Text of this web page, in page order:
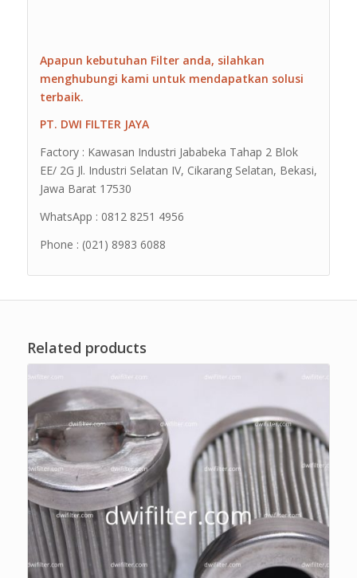
Apapun kebutuhan Filter anda, silahkan
menghubungi kami untuk mendapatkan solusi
terbaik.
PT. DWI FILTER JAYA
Factory : Kawasan Industri Jababeka Tahap 2 Blok
EE/ 2G Jl. Industri Selatan IV, Cikarang Selatan, Bekasi,
Jawa Barat 17530
WhatsApp : 0812 8251 4956
Phone : (021) 8983 6088
Related products